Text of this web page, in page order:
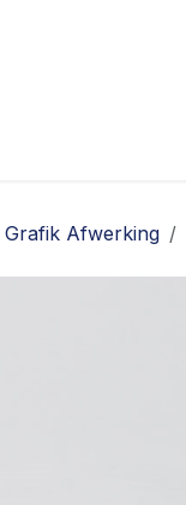
Grafik Afwerking